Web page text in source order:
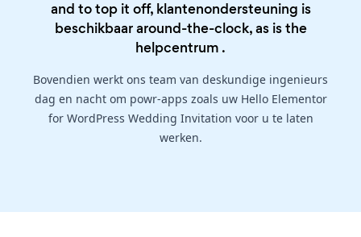
and to top it off, klantenondersteuning is
beschikbaar around-the-clock, as is the
helpcentrum .
Bovendien werkt ons team van deskundige ingenieurs
dag en nacht om powr-apps zoals uw Hello Elementor
for WordPress Wedding Invitation voor u te laten
werken.